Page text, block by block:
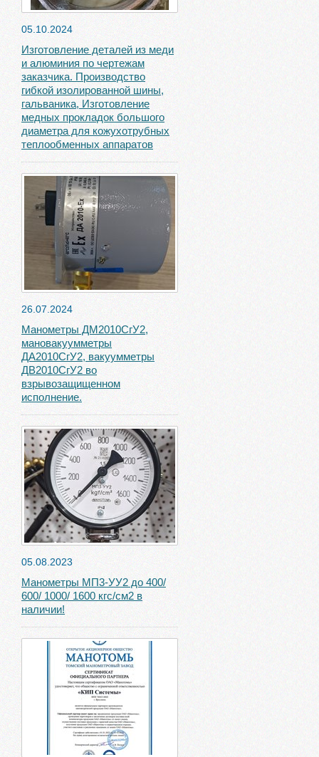
05.10.2024
Изготовление деталей из меди
и алюминия по чертежам
заказчика. Производство
гибкой изолированной шины,
гальваника, Изготовление
медных прокладок большого
диаметра для кожухотрубных
теплообменных аппаратов
26.07.2024
Манометры ДМ2010СгУ2,
мановакуумметры
ДА2010СгУ2, вакуумметры
ДВ2010СгУ2 во
взрывозащищенном
исполнение.
05.08.2023
Манометры МП3-УУ2 до 400/
600/ 1000/ 1600 кгс/см2 в
наличии!